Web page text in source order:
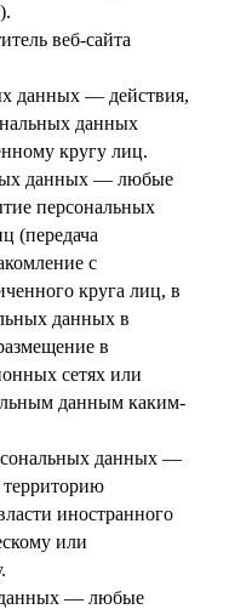
веб-сайта
данных — действия,
данных
кругу лиц.
данных — любые
персональных
(передача
с
круга лиц, в
данных в
в
сетях или
данным каким-
данных —
территорию
иностранного
или
данных — любые